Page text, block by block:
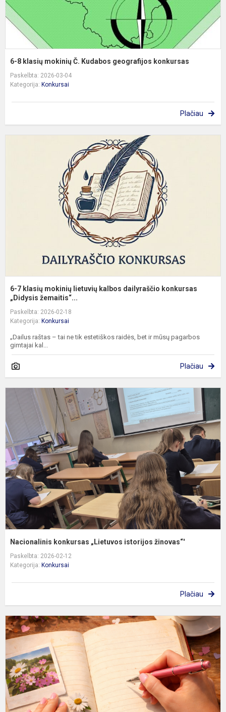
6-8 klasių mokinių Č. Kudabos geografijos konkursas
Paskelbta: 2026-03-04
Kategorija: Konkursai
Plačiau
6-7 klasių mokinių lietuvių kalbos dailyraščio konkursas
„Didysis žemaitis“...
Paskelbta: 2026-02-18
Kategorija: Konkursai
„Dailus raštas – tai ne tik estetiškos raidės, bet ir mūsų pagarbos
gimtajai kal...
Plačiau
Nacionalinis konkursas „Lietuvos istorijos žinovas“'
Paskelbta: 2026-02-12
Kategorija: Konkursai
Plačiau